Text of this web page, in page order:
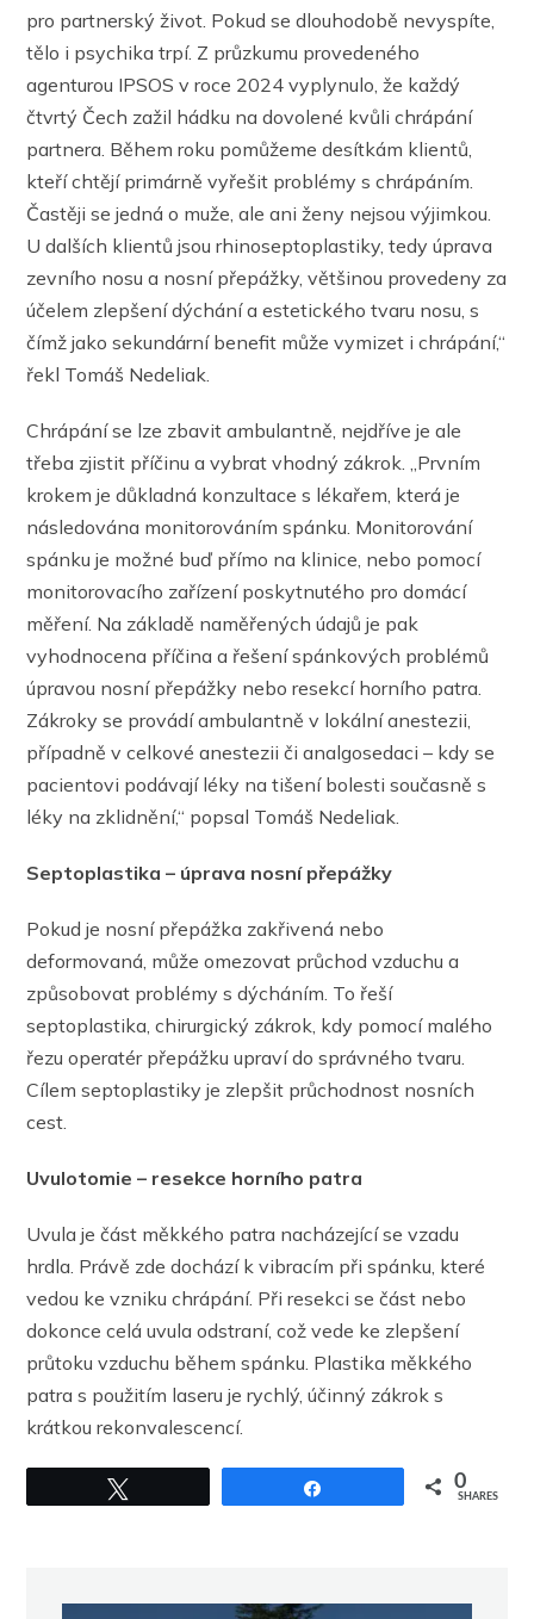
pro partnerský život. Pokud se dlouhodobě nevyspíte,
tělo i psychika trpí. Z průzkumu provedeného
agenturou IPSOS v roce 2024 vyplynulo, že každý
čtvrtý Čech zažil hádku na dovolené kvůli chrápání
partnera. Během roku pomůžeme desítkám klientů,
kteří chtějí primárně vyřešit problémy s chrápáním.
Častěji se jedná o muže, ale ani ženy nejsou výjimkou.
U dalších klientů jsou rhinoseptoplastiky, tedy úprava
zevního nosu a nosní přepážky, většinou provedeny za
účelem zlepšení dýchání a estetického tvaru nosu, s
čímž jako sekundární benefit může vymizet i chrápání,“
řekl Tomáš Nedeliak.
Chrápání se lze zbavit ambulantně, nejdříve je ale
třeba zjistit příčinu a vybrat vhodný zákrok. „Prvním
krokem je důkladná konzultace s lékařem, která je
následována monitorováním spánku. Monitorování
spánku je možné buď přímo na klinice, nebo pomocí
monitorovacího zařízení poskytnutého pro domácí
měření. Na základě naměřených údajů je pak
vyhodnocena příčina a řešení spánkových problémů
úpravou nosní přepážky nebo resekcí horního patra.
Zákroky se provádí ambulantně v lokální anestezii,
případně v celkové anestezii či analgosedaci – kdy se
pacientovi podávají léky na tišení bolesti současně s
léky na zklidnění,“ popsal Tomáš Nedeliak.
Septoplastika – úprava nosní přepážky
Pokud je nosní přepážka zakřivená nebo
deformovaná, může omezovat průchod vzduchu a
způsobovat problémy s dýcháním. To řeší
septoplastika, chirurgický zákrok, kdy pomocí malého
řezu operatér přepážku upraví do správného tvaru.
Cílem septoplastiky je zlepšit průchodnost nosních
cest.
Uvulotomie – resekce horního patra
Uvula je část měkkého patra nacházející se vzadu
hrdla. Právě zde dochází k vibracím při spánku, které
vedou ke vzniku chrápání. Při resekci se část nebo
dokonce celá uvula odstraní, což vede ke zlepšení
průtoku vzduchu během spánku. Plastika měkkého
patra s použitím laseru je rychlý, účinný zákrok s
krátkou rekonvalescencí.
0
SHARES